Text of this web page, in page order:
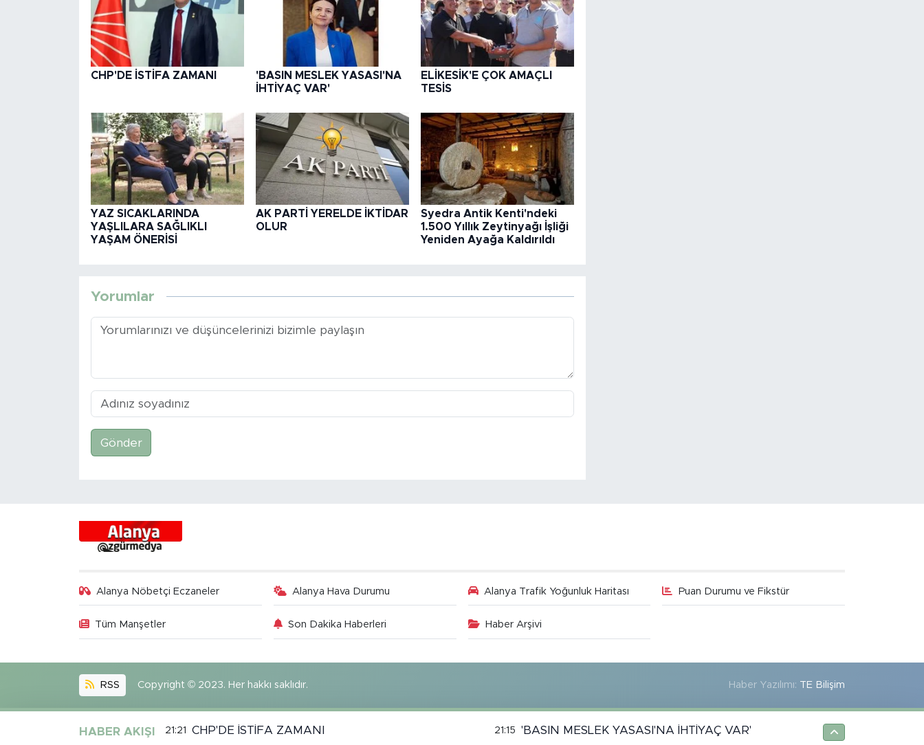
CHP'DE İSTİFA ZAMANI
'BASIN MESLEK YASASI'NA
İHTİYAÇ VAR'
ELİKESİK'E ÇOK AMAÇLI
TESİS
YAZ SICAKLARINDA
YAŞLILARA SAĞLIKLI
YAŞAM ÖNERİSİ
AK PARTİ YERELDE İKTİDAR
OLUR
Syedra Antik Kenti'ndeki
1.500 Yıllık Zeytinyağı İşliği
Yeniden Ayağa Kaldırıldı
Yorumlar
Gönder
Alanya Nöbetçi Eczaneler Alanya Hava Durumu Alanya Trafik Yoğunluk Haritası Puan Durumu ve Fikstür
Tüm Manşetler Son Dakika Haberleri Haber Arşivi
RSS Copyright © 2023. Her hakkı saklıdır. Haber Yazılımı: TE Bilişim
HABER AKIŞI 21:21 CHP'DE İSTİFA ZAMANI 21:15 'BASIN MESLEK YASASI'NA İHTİYAÇ VAR'